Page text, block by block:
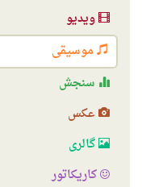
ویدیو
موسیقی
سنجش
عکس
گالری
کاریکاتور